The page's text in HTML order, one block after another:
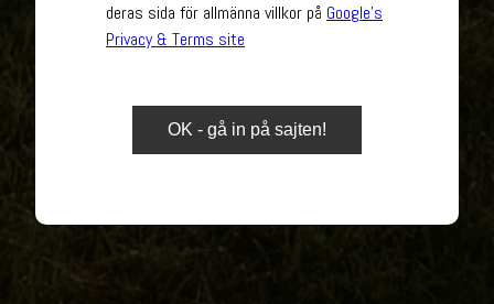
deras sida för allmänna villkor på Google’s
Privacy & Terms site
OK - gå in på sajten!